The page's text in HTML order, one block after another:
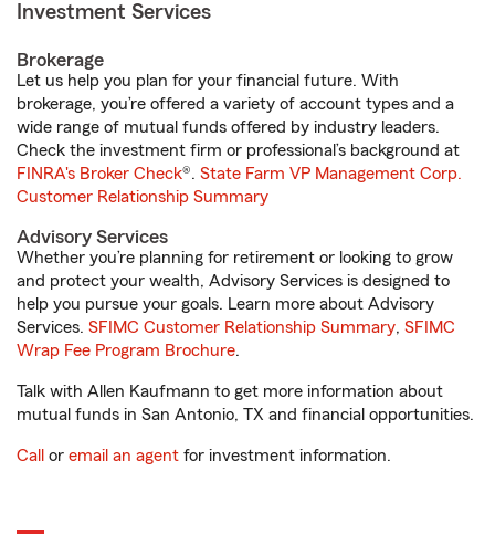
Investment Services
Brokerage
Let us help you plan for your financial future. With
brokerage, you’re offered a variety of account types and a
wide range of mutual funds offered by industry leaders.
Check the investment firm or professional’s background at
FINRA's Broker Check®. State Farm VP Management Corp.
Customer Relationship Summary
Advisory Services
Whether you’re planning for retirement or looking to grow
and protect your wealth, Advisory Services is designed to
help you pursue your goals. Learn more about Advisory
Services. SFIMC Customer Relationship Summary, SFIMC
Wrap Fee Program Brochure.
Talk with Allen Kaufmann to get more information about
mutual funds in San Antonio, TX and financial opportunities.
Call or email an agent for investment information.